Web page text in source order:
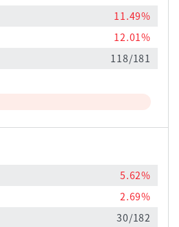
11.49%
12.01%
118/181
5.62%
2.69%
30/182